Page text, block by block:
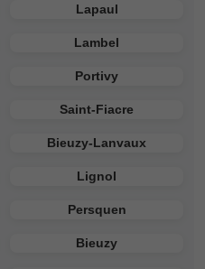
Lapaul
Lambel
Portivy
Saint-Fiacre
Bieuzy-Lanvaux
Lignol
Persquen
Bieuzy